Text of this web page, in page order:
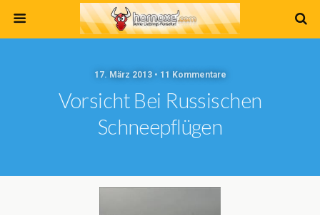
17. März 2013 • 11 Kommentare
Vorsicht Bei Russischen
Schneepflügen